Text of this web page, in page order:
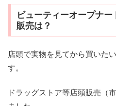
ビューティーオープナ
販売は？
店頭で実物を見てから買いた
す。
ドラッグストア等店頭販売（